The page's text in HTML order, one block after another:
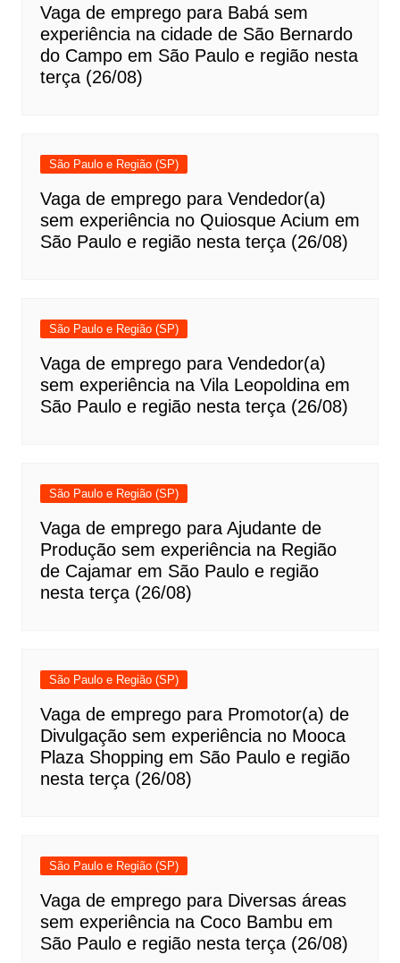
Vaga de emprego para Babá sem
experiência na cidade de São Bernardo
do Campo em São Paulo e região nesta
terça (26/08)
São Paulo e Região (SP)
Vaga de emprego para Vendedor(a)
sem experiência no Quiosque Acium em
São Paulo e região nesta terça (26/08)
São Paulo e Região (SP)
Vaga de emprego para Vendedor(a)
sem experiência na Vila Leopoldina em
São Paulo e região nesta terça (26/08)
São Paulo e Região (SP)
Vaga de emprego para Ajudante de
Produção sem experiência na Região
de Cajamar em São Paulo e região
nesta terça (26/08)
São Paulo e Região (SP)
Vaga de emprego para Promotor(a) de
Divulgação sem experiência no Mooca
Plaza Shopping em São Paulo e região
nesta terça (26/08)
São Paulo e Região (SP)
Vaga de emprego para Diversas áreas
sem experiência na Coco Bambu em
São Paulo e região nesta terça (26/08)